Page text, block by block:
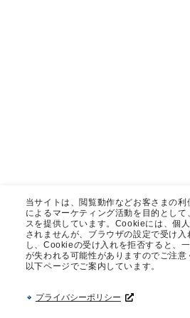
当サイトは、閲覧動作などお客さまの
によるマーケティング活動を目的とし
スを提供しています。Cookieには、個
されませんが、ブラウザの設定で受け
し、Cookieの受け入れを拒否すると、
が失われる可能性がありますのでご注意
以下ページでご案内しています。
プライバシーポリシー